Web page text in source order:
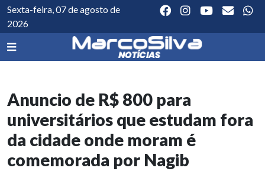
Sexta-feira, 07 de agosto de
2026
Anuncio de R$ 800 para
universitários que estudam fora
da cidade onde moram é
comemorada por Nagib